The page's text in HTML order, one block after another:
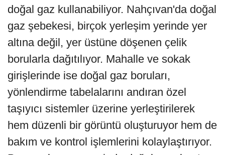
doğal gaz kullanabiliyor. Nahçıvan'da doğal
gaz şebekesi, birçok yerleşim yerinde yer
altına değil, yer üstüne döşenen çelik
borularla dağıtılıyor. Mahalle ve sokak
girişlerinde ise doğal gaz boruları,
yönlendirme tabelalarını andıran özel
taşıyıcı sistemler üzerine yerleştirilerek
hem düzenli bir görüntü oluşturuyor hem de
bakım ve kontrol işlemlerini kolaylaştırıyor.